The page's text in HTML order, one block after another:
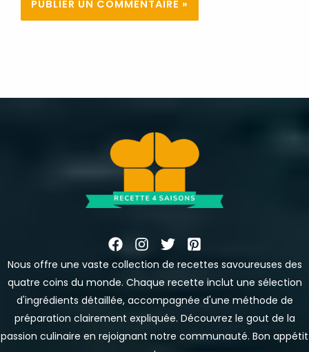
Nous offre une vaste collection de recettes savoureuses des
quatre coins du monde. Chaque recette inclut une sélection
d'ingrédients détaillée, accompagnée d'une méthode de
préparation clairement expliquée. Découvrez le gout de la
passion culinaire en rejoignant notre communauté. Bon appétit